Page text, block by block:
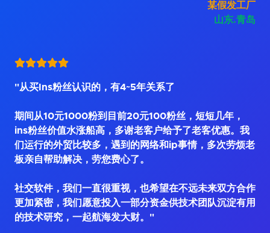
某假发工厂
山东.青岛
"从买Ins粉丝认识的，有4~5年关系了
期间从10元1000粉到目前20元100粉丝，短短几年，
ins粉丝价值水涨船高，多谢老客户给予了老客优惠。我
们运行的外贸比较多，遇到的网络和ip事情，多次劳烦老
板亲自帮助解决，劳您费心了。
社交软件，我们一直很重视，也希望在不远未来双方合作
更加紧密，我们愿意投入一部分资金供技术团队沉淀有用
的技术研究，一起航海发大财。"